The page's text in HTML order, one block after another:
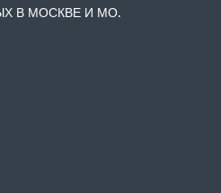
В МОСКВЕ И МО.